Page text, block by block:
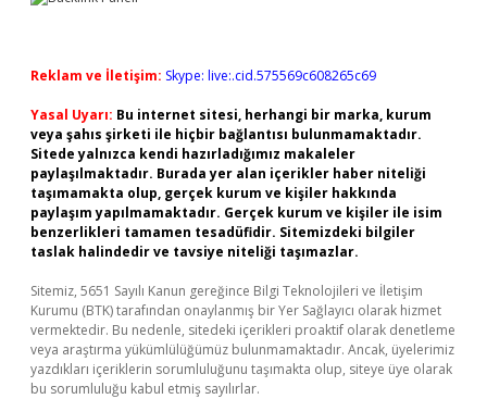
Reklam ve İletişim: Skype: live:.cid.575569c608265c69
Yasal Uyarı: Bu internet sitesi, herhangi bir marka, kurum
veya şahıs şirketi ile hiçbir bağlantısı bulunmamaktadır.
Sitede yalnızca kendi hazırladığımız makaleler
paylaşılmaktadır. Burada yer alan içerikler haber niteliği
taşımamakta olup, gerçek kurum ve kişiler hakkında
paylaşım yapılmamaktadır. Gerçek kurum ve kişiler ile isim
benzerlikleri tamamen tesadüfidir. Sitemizdeki bilgiler
taslak halindedir ve tavsiye niteliği taşımazlar.
Sitemiz, 5651 Sayılı Kanun gereğince Bilgi Teknolojileri ve İletişim
Kurumu (BTK) tarafından onaylanmış bir Yer Sağlayıcı olarak hizmet
vermektedir. Bu nedenle, sitedeki içerikleri proaktif olarak denetleme
veya araştırma yükümlülüğümüz bulunmamaktadır. Ancak, üyelerimiz
yazdıkları içeriklerin sorumluluğunu taşımakta olup, siteye üye olarak
bu sorumluluğu kabul etmiş sayılırlar.